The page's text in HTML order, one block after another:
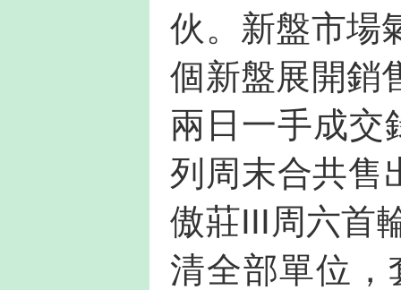
伙。新盤市場
個新盤展開銷
兩日一手成交
列周末合共售
傲莊III周六首
清全部單位，